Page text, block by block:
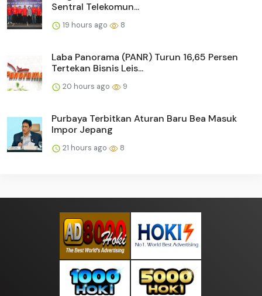
Sentral Telekomun...
19 hours ago 8
Laba Panorama (PANR) Turun 16,65 Persen
Tertekan Bisnis Leis...
20 hours ago 9
Purbaya Terbitkan Aturan Baru Bea Masuk
Impor Jepang
21 hours ago 8